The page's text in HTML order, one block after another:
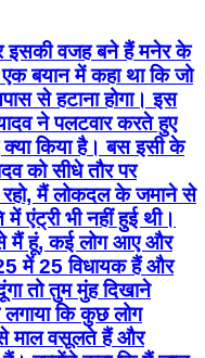
इसकी वजह बने हैं मनेर के
एक बयान में कहा था कि जो
से हटाना होगा। इस
ने पलटवार करते हुए
क्या किया है। बस इसी के
को सीधे तौर पर
रहो, मैं लोकदल के जमाने से
में एंट्री भी नहीं हुई थी।
मैं हूं, कई लोग आए और
में 25 विधायक हैं और
तो तुम मुंह दिखाने
लगाया कि कुछ लोग
से माल वसूलते हैं और